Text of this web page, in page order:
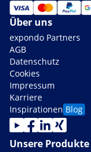
Über uns
expondo Partners
AGB
Datenschutz
Cookies
Impressum
Karriere
Inspirationen Blog
Unsere Produkte